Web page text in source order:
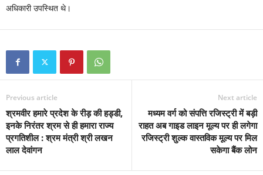
अधिकारी उपस्थित थे।
Previous article
श्रमवीर हमारे प्रदेश के रीड़ की हड्डी,
इनके निरंतर श्रम से ही हमारा राज्य
प्रगतिशील : श्रम मंत्री श्री लखन
लाल देवांगन
Next article
मध्यम वर्ग को संपत्ति रजिस्ट्री में बड़ी
राहत अब गाइड लाइन मूल्य पर ही लगेगा
रजिस्ट्री शुल्क वास्तविक मूल्य पर मिल
सकेगा बैंक लोन